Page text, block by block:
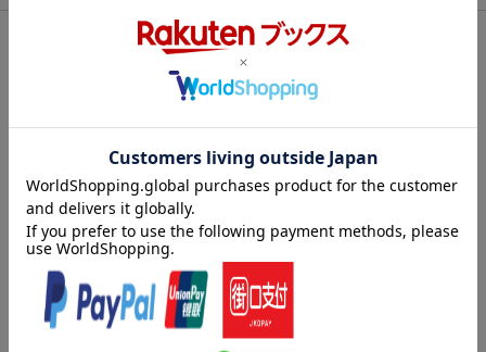
聴覚障害者用字幕SDH(英語)／日本語字幕
アメリカ
制作年 1978年
JAWS 2
※予告なく変更になる場合がございます。あらかじめご了承下さい。
▽特典映像
・未公開シーン
・俳優キース・ゴードンが語る「ジョーズ2」
・ジョン・ウィリアムズ：「ジョーズ2」の音楽
・フレンチ・ジョーク
・絵コンテ
・オリジナル予告編集